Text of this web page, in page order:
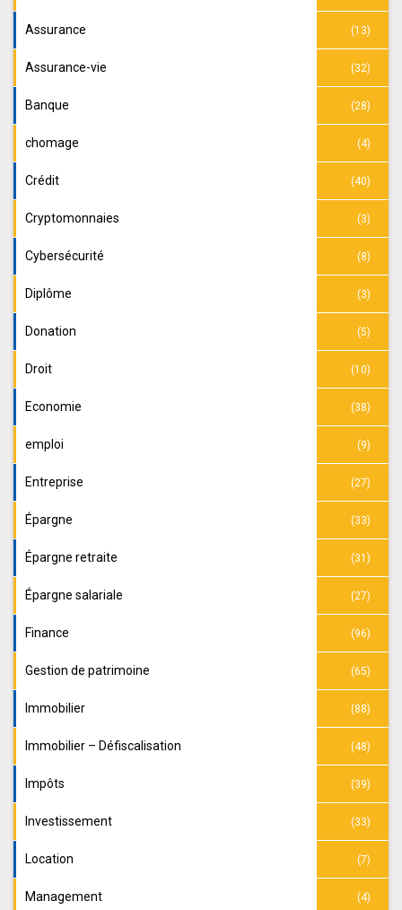
Assurance (13)
Assurance-vie (32)
Banque (28)
chomage (4)
Crédit (40)
Cryptomonnaies (3)
Cybersécurité (8)
Diplôme (3)
Donation (5)
Droit (10)
Economie (38)
emploi (9)
Entreprise (27)
Épargne (33)
Épargne retraite (31)
Épargne salariale (27)
Finance (96)
Gestion de patrimoine (65)
Immobilier (88)
Immobilier – Défiscalisation (48)
Impôts (39)
Investissement (33)
Location (7)
Management (4)